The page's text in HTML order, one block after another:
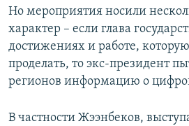
Но мероприятия носили
характер – если глава
достижениях и работе,
проделать, то экс-президент
регионов информацию о
В частности Жээнбеков,